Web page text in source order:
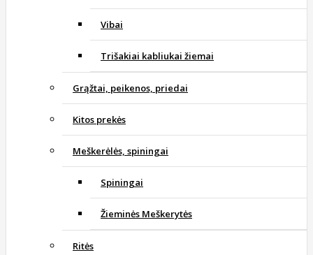
Vibai
Trišakiai kabliukai žiemai
Grąžtai, peikenos, priedai
Kitos prekės
Meškerėlės, spiningai
Spiningai
Žieminės Meškerytės
Ritės